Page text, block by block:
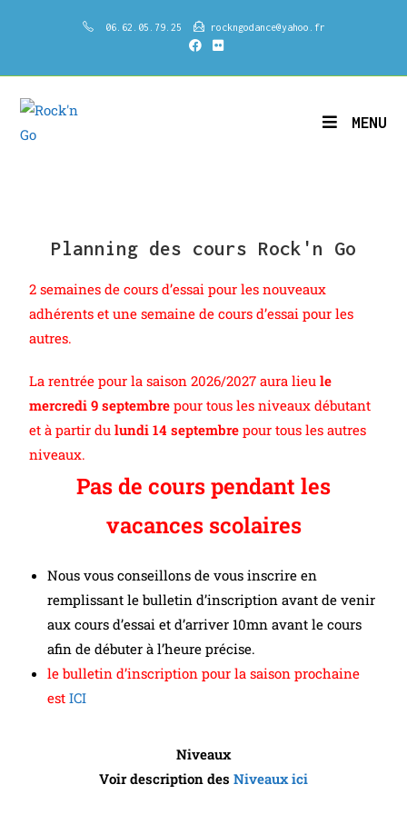
06.62.05.79.25 rockngodance@yahoo.fr
MENU
Planning des cours Rock'n Go
2 semaines de cours d’essai pour les nouveaux
adhérents et une semaine de cours d’essai pour les
autres.
La rentrée pour la saison 2026/2027 aura lieule
mercredi 9 septembre pour tous les niveaux débutant
et à partir dulundi 14 septembre pour tous les autres
niveaux.
Pas de cours pendant les
vacances scolaires
Nous vous conseillons de vous inscrire en
remplissant le bulletin d’inscription avant de venir
aux cours d’essai et d’arriver 10mn avant le cours
afin de débuter à l’heure précise.
le bulletin d’inscription pour la saison prochaine
estICI
Niveaux
Voir description des Niveaux ici